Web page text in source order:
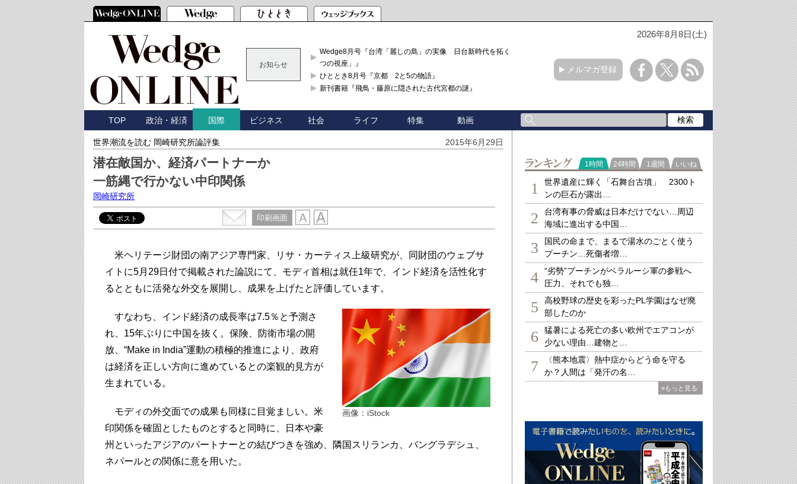
2026年8月8日(土)
お知らせ
Wedge8月号『台湾「麗しの島」の実像 日台新時代を拓く「3
つの視座」』
ひととき8月号『京都 2と5の物語』
新刊書籍『飛鳥・藤原に隠された古代宮都の謎』
メルマガ登録
TOP 政治・経済 国際 ビジネス 社会 ライフ 特集 動画
世界潮流を読む 岡崎研究所論評集 2015年6月29日
潜在敵国か、経済パートナーか
一筋縄で行かない中印関係
岡崎研究所
印刷画面
米ヘリテージ財団の南アジア専門家、リサ・カーティス上級研究が、同財団のウェブサ
イトに5月29日付で掲載された論説にて、モディ首相は就任1年で、インド経済を活性化す
るとともに活発な外交を展開し、成果を上げたと評価しています。
画像：iStock
すなわち、インド経済の成長率は7.5％と予測さ
れ、15年ぶりに中国を抜く。保険、防衛市場の開
放、“Make in India”運動の積極的推進により、政府
は経済を正しい方向に進めているとの楽観的見方が
生まれている。
モディの外交面での成果も同様に目覚ましい。米
印関係を確固としたものとすると同時に、日本や豪
州といったアジアのパートナーとの結びつきを強め、隣国スリランカ、バングラデシュ、
ネパールとの関係に意を用いた。
ランキング
1時間 24時間 1週間 いいね
1
世界遺産に輝く「石舞台古墳」 2300ト
ンの巨石が露出…
2
台湾有事の脅威は日本だけでない…周辺
海域に進出する中国…
3
国民の命まで、まるで湯水のごとく使う
プーチン…死傷者増…
4
“劣勢”プーチンがベラルーシ軍の参戦へ
圧力、それでも独…
5
高校野球の歴史を彩ったPL学園はなぜ廃
部したのか
6
猛暑による死亡の多い欧州でエアコンが
少ない理由…建物と…
7
〈熊本地震〉熱中症からどう命を守る
か？人間は「発汗の名…
»もっと見る